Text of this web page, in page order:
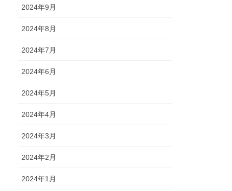
2024年9月
2024年8月
2024年7月
2024年6月
2024年5月
2024年4月
2024年3月
2024年2月
2024年1月